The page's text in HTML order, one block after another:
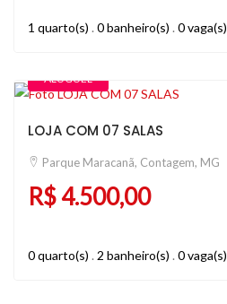
1 quarto(s) . 0 banheiro(s) . 0 vaga(s)
ALUGUEL
LOJA COM 07 SALAS
Parque Maracanã, Contagem, MG
R$ 4.500,00
0 quarto(s) . 2 banheiro(s) . 0 vaga(s)